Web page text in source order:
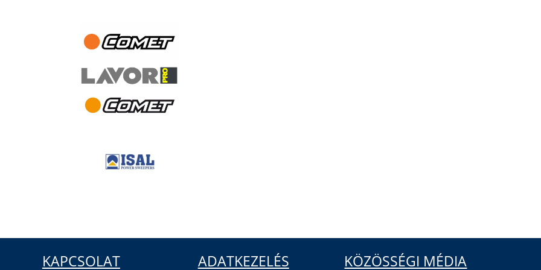
KAPCSOLAT ADATKEZELÉS KÖZÖSSÉGI MÉDIA